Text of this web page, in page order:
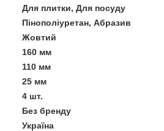
Для плитки, Для посуду
Пінополіуретан, Абразив
Жовтий
160 мм
110 мм
25 мм
4 шт.
Без бренду
Україна